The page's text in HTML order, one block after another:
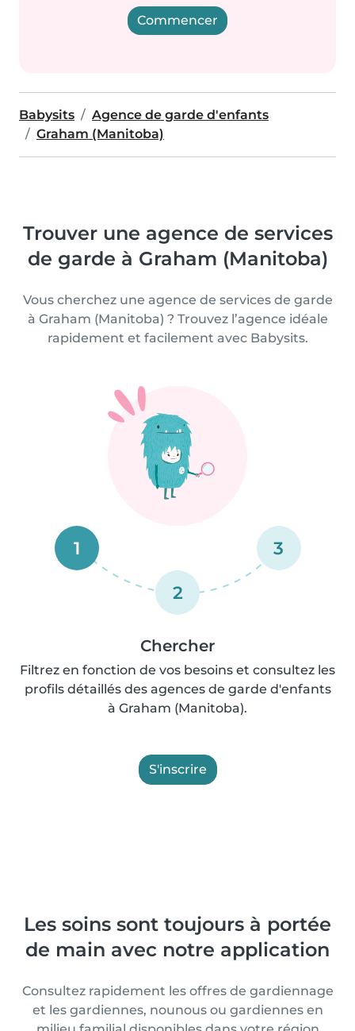
Commencer
Babysits
Agence de garde d'enfants
Graham (Manitoba)
Trouver une agence de services
de garde à Graham (Manitoba)
Vous cherchez une agence de services de garde
à Graham (Manitoba) ? Trouvez l’agence idéale
rapidement et facilement avec Babysits.
1
2
3
Chercher
Filtrez en fonction de vos besoins et consultez les
profils détaillés des agences de garde d'enfants
à Graham (Manitoba).
S'inscrire
Les soins sont toujours à portée
de main avec notre application
Consultez rapidement les offres de gardiennage
et les gardiennes, nounous ou gardiennes en